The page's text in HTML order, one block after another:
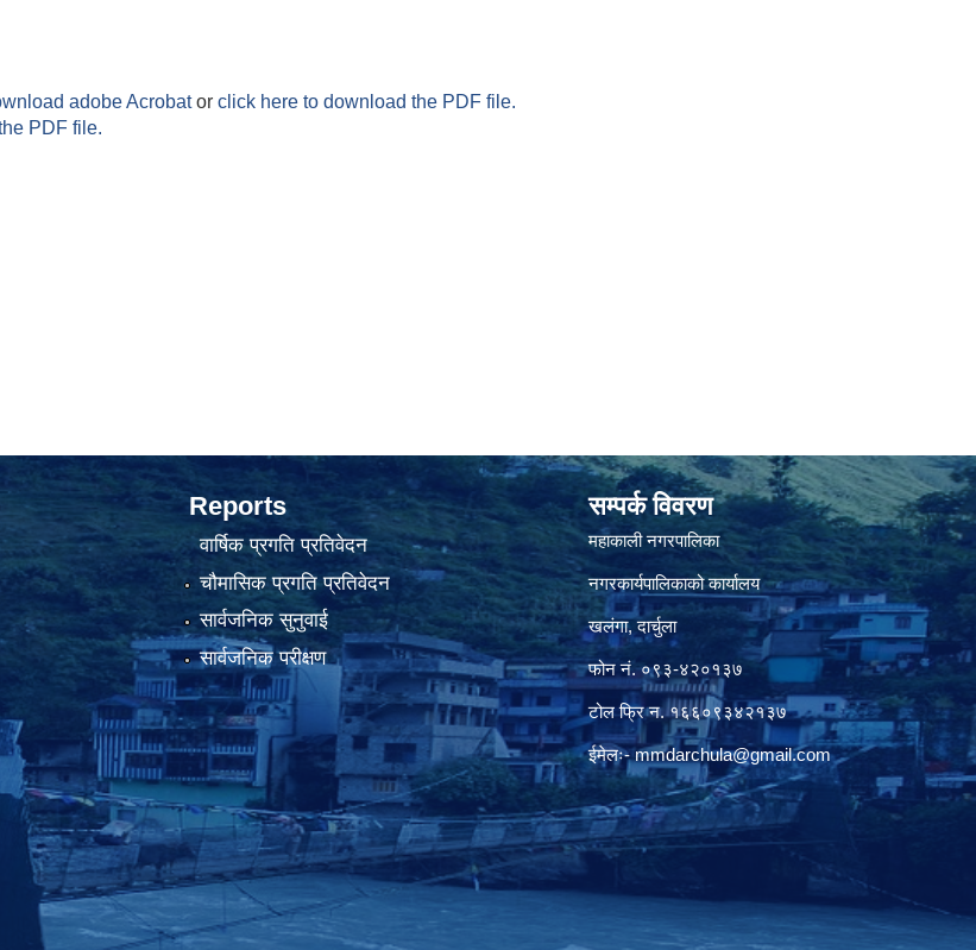
adobe Acrobator click here to download the PDF file.
PDF file.
Reports
वार्षिक प्रगति प्रतिवेदन
चौमासिक प्रगति प्रतिवेदन
सार्वजनिक सुनुवाई
सार्वजनिक परीक्षण
सम्पर्क विवरण
महाकाली नगरपालिका
नगरकार्यपालिकाको कार्यालय
खलंगा, दार्चुला
फोन नं. ०९३-४२०१३७
टोल फ्रि न. १६६०९३४२१३७
ईमेलः-mmdarchula@gmail.com